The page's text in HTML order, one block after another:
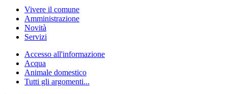
Vivere il comune
Amministrazione
Novità
Servizi
Accesso all'informazione
Acqua
Animale domestico
Tutti gli argomenti...